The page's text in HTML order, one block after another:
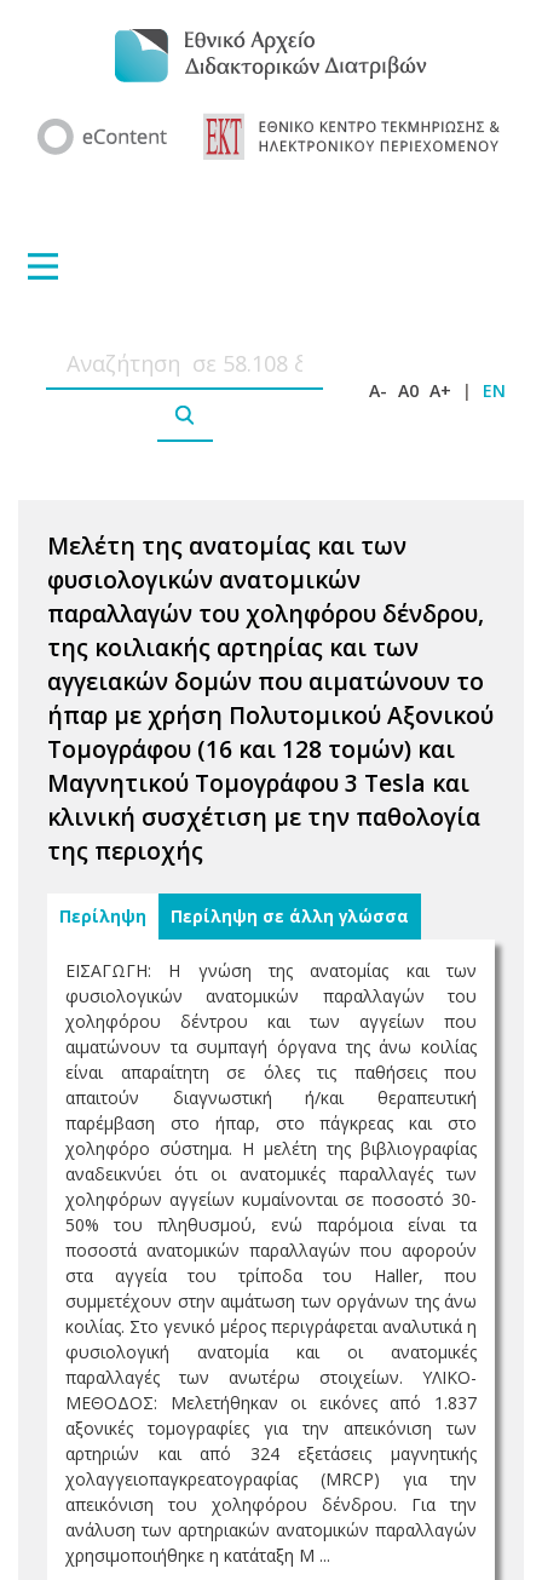
A- A0 A+ | EN
Μελέτη της ανατομίας και των
φυσιολογικών ανατομικών
παραλλαγών του χοληφόρου δένδρου,
της κοιλιακής αρτηρίας και των
αγγειακών δομών που αιματώνουν το
ήπαρ με χρήση Πολυτομικού Αξονικού
Τομογράφου (16 και 128 τομών) και
Μαγνητικού Τομογράφου 3 Tesla και
κλινική συσχέτιση με την παθολογία
της περιοχής
Περίληψη Περίληψη σε άλλη γλώσσα
ΕΙΣΑΓΩΓΗ: Η γνώση της ανατομίας και των
φυσιολογικών ανατομικών παραλλαγών του
χοληφόρου δέντρου και των αγγείων που
αιματώνουν τα συμπαγή όργανα της άνω κοιλίας
είναι απαραίτητη σε όλες τις παθήσεις που
απαιτούν διαγνωστική ή/και θεραπευτική
παρέμβαση στο ήπαρ, στο πάγκρεας και στο
χοληφόρο σύστημα. Η μελέτη της βιβλιογραφίας
αναδεικνύει ότι οι ανατομικές παραλλαγές των
χοληφόρων αγγείων κυμαίνονται σε ποσοστό 30-
50% του πληθυσμού, ενώ παρόμοια είναι τα
ποσοστά ανατομικών παραλλαγών που αφορούν
στα αγγεία του τρίποδα του Haller, που
συμμετέχουν στην αιμάτωση των οργάνων της άνω
κοιλίας. Στο γενικό μέρος περιγράφεται αναλυτικά η
φυσιολογική ανατομία και οι ανατομικές
παραλλαγές των ανωτέρω στοιχείων. ΥΛΙΚΟ-
ΜΕΘΟΔΟΣ: Μελετήθηκαν οι εικόνες από 1.837
αξονικές τομογραφίες για την απεικόνιση των
αρτηριών και από 324 εξετάσεις μαγνητικής
χολαγγειοπαγκρεατογραφίας (MRCP) για την
απεικόνιση του χοληφόρου δένδρου. Για την
ανάλυση των αρτηριακών ανατομικών παραλλαγών
χρησιμοποιήθηκε η κατάταξη M ...